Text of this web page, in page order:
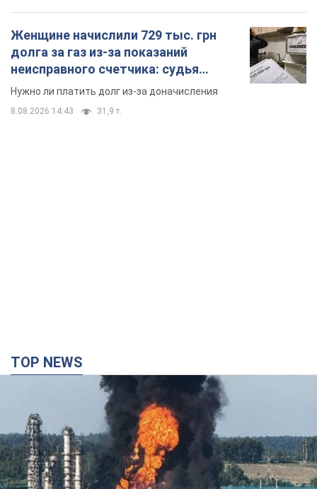
Женщине начислили 729 тыс. грн
долга за газ из-за показаний
неисправного счетчика: судья
вынес неожиданное решение
Нужно ли платить долг из-за доначисления
8.08.2026 14:43 31,9 т.
TOP NEWS